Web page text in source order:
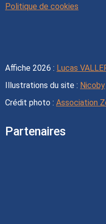
Politique de cookies
Affiche 2026 : Lucas
Illustrations du site : Nicoby
Crédit photo : Association
Partenaires